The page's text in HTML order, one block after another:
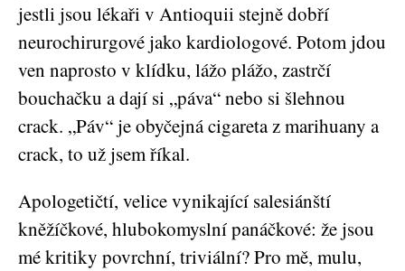
jestli jsou lékaři v Antioquii stejně dobří
neurochirurgové jako kardiologové. Potom jdou
ven naprosto v klídku, lážo plážo, zastrčí
bouchačku a dají si „páva“ nebo si šlehnou
crack. „Páv“ je obyčejná cigareta z marihuany a
crack, to už jsem říkal.
Apologetičtí, velice vynikající salesiánští
kněžíčkové, hlubokomyslní panáčkové: že jsou
mé kritiky povrchní, triviální? Pro mě, mulu,